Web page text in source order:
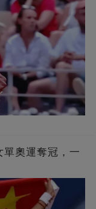
奧運奪冠，一